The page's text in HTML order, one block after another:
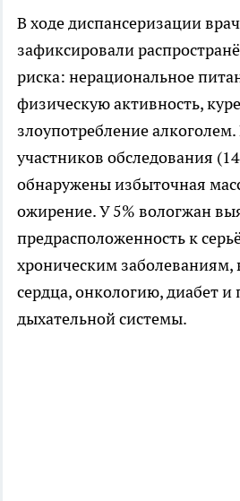
В ходе диспансеризации
зафиксировали
риска: нерациональное
физическую активность,
злоупотребление
участников обследования
обнаружены избыточная
ожирение. У 5% вологжан
предрасположенность к
хроническим заболеваниям,
сердца, онкологию, диабет и
дыхательной системы.